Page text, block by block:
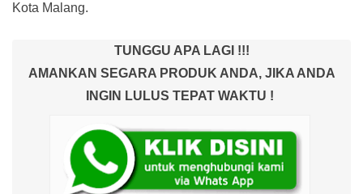
Kota Malang.
TUNGGU APA LAGI !!!
AMANKAN SEGARA PRODUK ANDA, JIKA ANDA
INGIN LULUS TEPAT WAKTU !